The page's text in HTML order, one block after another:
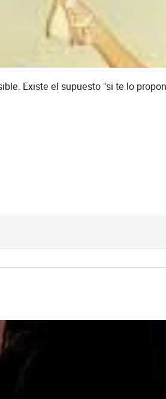
Existe el supuesto "si te lo